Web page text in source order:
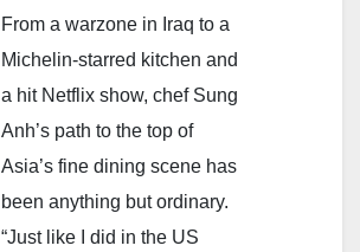
From a warzone in Iraq to a
Michelin-starred kitchen and
a hit Netflix show, chef Sung
Anh’s path to the top of
Asia’s fine dining scene has
been anything but ordinary.
“Just like I did in the US